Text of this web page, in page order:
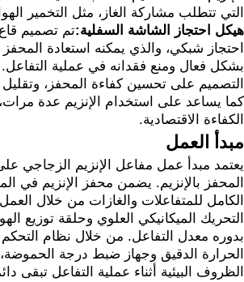
التي تتطلب مشاركة الغاز، مثل التخمير
هيكل احتجاز الشاشة السفلية:تم تصميم
احتجاز شبكي، والذي يمكنه استعادة المحفز
بشكل فعال ومنع فقدانه في عملية التفاعل.
التصميم على تحسين كفاءة المحفز، وتقليل
كما يساعد على استخدام الإنزيم عدة
الكفاءة الاقتصادية.
مبدأ العمل
يعتمد مبدأ عمل مفاعل الإنزيم الزجاجي
المحفز بالإنزيم. يضمن محفز الإنزيم في
الكامل للمتفاعلات والغازات من خلال
التحريك الميكانيكي العلوي وحلقة توزيع
بدوره معدل التفاعل. من خلال نظام
الحرارة الدقيق وجهاز ضبط درجة
الظروف البيئية أثناء عملية التفاعل تبقى